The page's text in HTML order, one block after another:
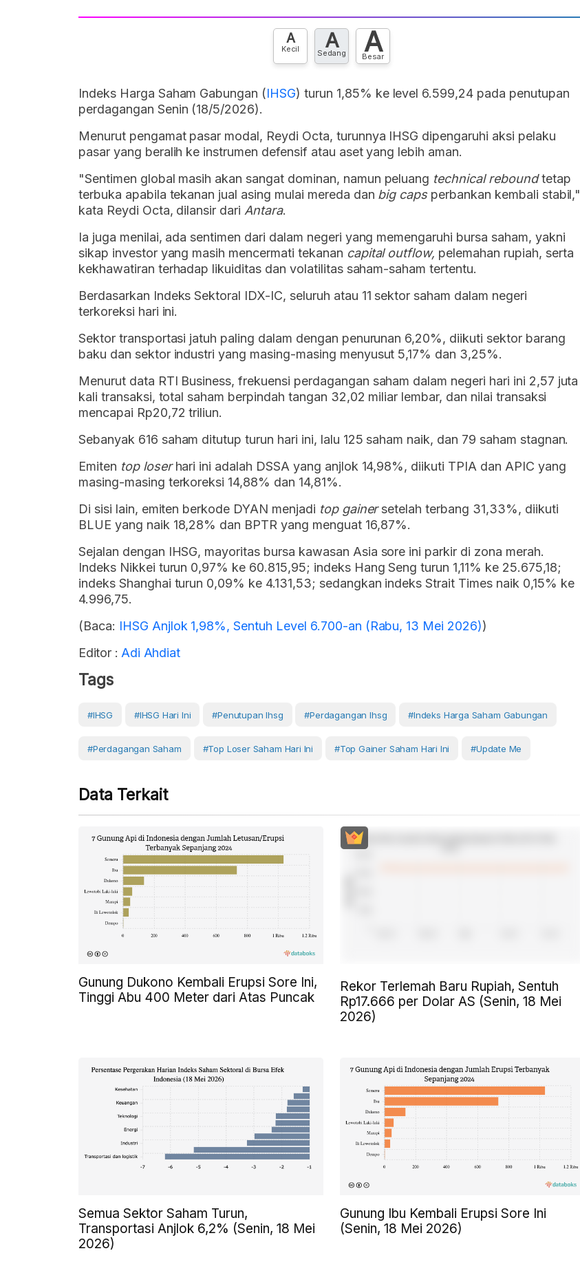
A
Kecil A
Sedang A
Besar
Indeks Harga Saham Gabungan (IHSG) turun 1,85% ke level 6.599,24 pada penutupan
perdagangan Senin (18/5/2026).
Menurut pengamat pasar modal, Reydi Octa, turunnya IHSG dipengaruhi aksi pelaku
pasar yang beralih ke instrumen defensif atau aset yang lebih aman.
"Sentimen global masih akan sangat dominan, namun peluang technical reboundtetap
terbuka apabila tekanan jual asing mulai mereda dan big capsperbankan kembali stabil,"
kata Reydi Octa, dilansir dari Antara.
Ia juga menilai, adasentimen dari dalam negeri yang memengaruhi bursa saham, yakni
sikap investor yang masih mencermati tekanan capital outflow, pelemahan rupiah, serta
kekhawatiran terhadap likuiditas dan volatilitas saham-saham tertentu.
Berdasarkan Indeks Sektoral IDX-IC, seluruh atau 11 sektor saham dalam negeri
terkoreksi hari ini.
Sektor transportasi jatuh paling dalam dengan penurunan 6,20%, diikuti sektor barang
baku dan sektor industri yang masing-masing menyusut 5,17% dan 3,25%.
Menurut data RTI Business, frekuensi perdagangan saham dalam negeri hari ini 2,57 juta
kali transaksi, total saham berpindah tangan 32,02 miliar lembar, dan nilai transaksi
mencapai Rp20,72 triliun.
Sebanyak 616 saham ditutup turun hari ini, lalu 125 saham naik, dan 79 saham stagnan.
Emiten top loserhari ini adalah DSSA yang anjlok 14,98%, diikuti TPIA dan APIC yang
masing-masing terkoreksi 14,88% dan 14,81%.
Di sisi lain, emiten berkode DYAN menjadi top gainersetelah terbang 31,33%, diikuti
BLUE yang naik 18,28% dan BPTR yang menguat 16,87%.
Sejalan dengan IHSG, mayoritas bursa kawasan Asia sore ini parkir di zona merah.
Indeks Nikkei turun 0,97% ke 60.815,95; indeks Hang Seng turun 1,11% ke 25.675,18;
indeks Shanghai turun 0,09% ke 4.131,53; sedangkan indeks Strait Times naik 0,15% ke
4.996,75.
(Baca: IHSG Anjlok 1,98%, Sentuh Level 6.700-an (Rabu, 13 Mei 2026))
Editor : Adi Ahdiat
Tags
#IHSG #IHSG Hari Ini #penutupan Ihsg #perdagangan Ihsg #Indeks Harga Saham Gabungan
#Perdagangan Saham #top Loser Saham Hari Ini #top Gainer Saham Hari Ini #Update Me
Data Terkait
Gunung Dukono Kembali Erupsi Sore Ini,
Tinggi Abu 400 Meter dari Atas Puncak
Rekor Terlemah Baru Rupiah, Sentuh
Rp17.666 per Dolar AS (Senin, 18 Mei
2026)
Semua Sektor Saham Turun,
Transportasi Anjlok 6,2% (Senin, 18 Mei
2026)
Gunung Ibu Kembali Erupsi Sore Ini
(Senin, 18 Mei 2026)